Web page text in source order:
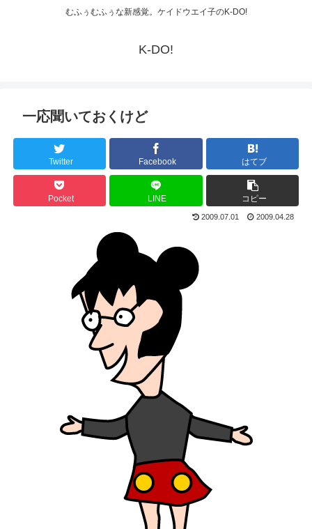
むふぅむふぅな新感覚。ケイドウエイ子のK-DO!
K-DO!
一応聞いておくけど
Twitter Facebook はてブ
Pocket LINE コピー
2009.07.01 2009.04.28